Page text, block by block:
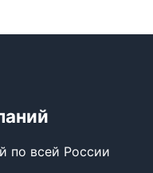
по всей России